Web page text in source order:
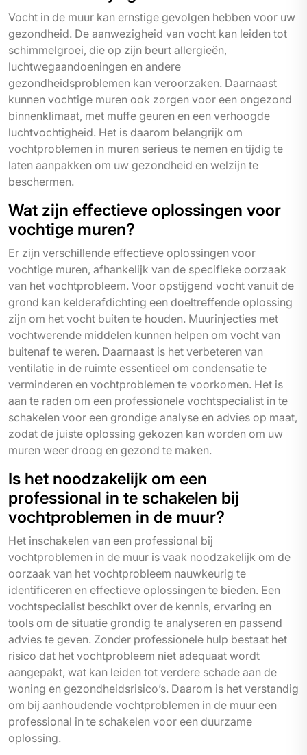
Vocht in de muur kan ernstige gevolgen hebben voor uw
gezondheid. De aanwezigheid van vocht kan leiden tot
schimmelgroei, die op zijn beurt allergieën,
luchtwegaandoeningen en andere
gezondheidsproblemen kan veroorzaken. Daarnaast
kunnen vochtige muren ook zorgen voor een ongezond
binnenklimaat, met muffe geuren en een verhoogde
luchtvochtigheid. Het is daarom belangrijk om
vochtproblemen in muren serieus te nemen en tijdig te
laten aanpakken om uw gezondheid en welzijn te
beschermen.
Wat zijn effectieve oplossingen voor
vochtige muren?
Er zijn verschillende effectieve oplossingen voor
vochtige muren, afhankelijk van de specifieke oorzaak
van het vochtprobleem. Voor opstijgend vocht vanuit de
grond kan kelderafdichting een doeltreffende oplossing
zijn om het vocht buiten te houden. Muurinjecties met
vochtwerende middelen kunnen helpen om vocht van
buitenaf te weren. Daarnaast is het verbeteren van
ventilatie in de ruimte essentieel om condensatie te
verminderen en vochtproblemen te voorkomen. Het is
aan te raden om een professionele vochtspecialist in te
schakelen voor een grondige analyse en advies op maat,
zodat de juiste oplossing gekozen kan worden om uw
muren weer droog en gezond te maken.
Is het noodzakelijk om een
professional in te schakelen bij
vochtproblemen in de muur?
Het inschakelen van een professional bij
vochtproblemen in de muur is vaak noodzakelijk om de
oorzaak van het vochtprobleem nauwkeurig te
identificeren en effectieve oplossingen te bieden. Een
vochtspecialist beschikt over de kennis, ervaring en
tools om de situatie grondig te analyseren en passend
advies te geven. Zonder professionele hulp bestaat het
risico dat het vochtprobleem niet adequaat wordt
aangepakt, wat kan leiden tot verdere schade aan de
woning en gezondheidsrisico’s. Daarom is het verstandig
om bij aanhoudende vochtproblemen in de muur een
professional in te schakelen voor een duurzame
oplossing.